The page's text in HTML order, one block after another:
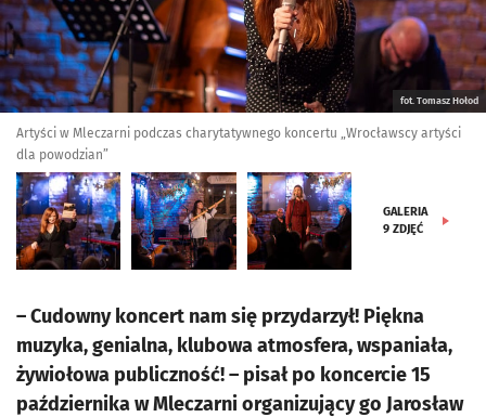
fot. Tomasz Hołod
Artyści w Mleczarni podczas charytatywnego koncertu „Wrocławscy artyści
dla powodzian”
GALERIA
9 ZDJĘĆ
– Cudowny koncert nam się przydarzył! Piękna
muzyka, genialna, klubowa atmosfera, wspaniała,
żywiołowa publiczność! – pisał po koncercie 15
października w Mleczarni organizujący go Jarosław